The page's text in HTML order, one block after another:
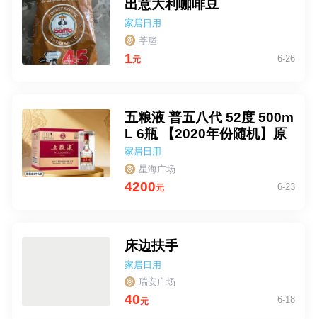
出意大利咖啡豆
家居日用
莘塍
1元 6-26
五粮液 普五八代 52度 500m
L 6瓶 【2020年份随机】原
箱
家居日用
星海广场
4200元 6-23
床边扶手
家居日用
瑞安广场
40元 6-18